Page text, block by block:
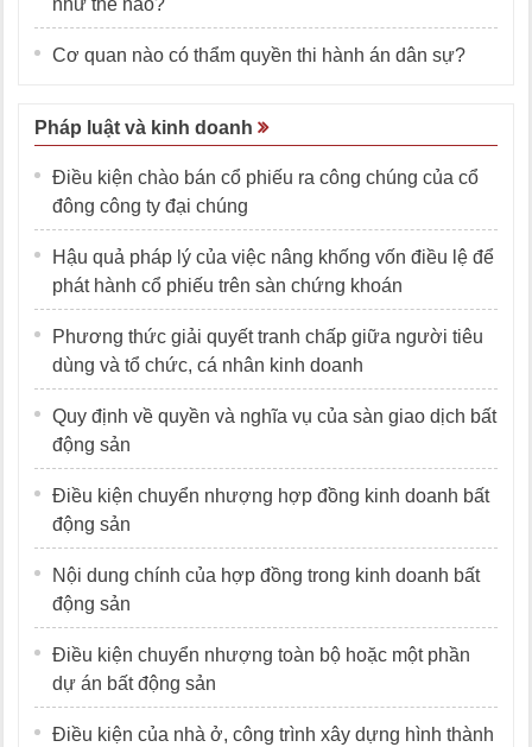
như thế nào?
Cơ quan nào có thẩm quyền thi hành án dân sự?
Pháp luật và kinh doanh
Điều kiện chào bán cổ phiếu ra công chúng của cổ
đông công ty đại chúng
Hậu quả pháp lý của việc nâng khống vốn điều lệ để
phát hành cổ phiếu trên sàn chứng khoán
Phương thức giải quyết tranh chấp giữa người tiêu
dùng và tổ chức, cá nhân kinh doanh
Quy định về quyền và nghĩa vụ của sàn giao dịch bất
động sản
Điều kiện chuyển nhượng hợp đồng kinh doanh bất
động sản
Nội dung chính của hợp đồng trong kinh doanh bất
động sản
Điều kiện chuyển nhượng toàn bộ hoặc một phần
dự án bất động sản
Điều kiện của nhà ở, công trình xây dựng hình thành